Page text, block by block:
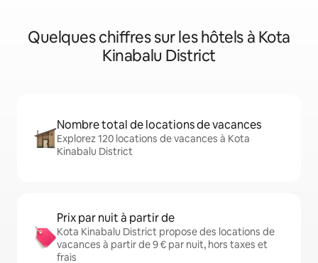
Quelques chiffres sur les hôtels à Kota
Kinabalu District
Nombre total de locations de vacances
Explorez 120 locations de vacances à Kota
Kinabalu District
Prix par nuit à partir de
Kota Kinabalu District propose des locations de
vacances à partir de 9 € par nuit, hors taxes et
frais